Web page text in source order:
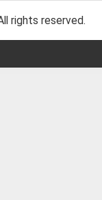
rights reserved.